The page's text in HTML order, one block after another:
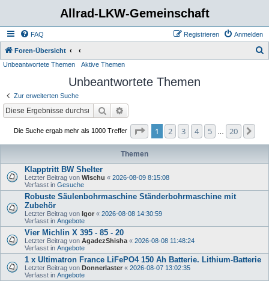
Allrad-LKW-Gemeinschaft
FAQ Anmelden
Registrieren
Foren-Übersicht
Unbeantwortete Themen Aktive Themen
Unbeantwortete Themen
Zur erweiterten Suche
Suche
Die Suche ergab mehr als 1000 Treffer Seite von
1 2 3 4 5 20
Themen
Klapptritt BW Shelter
Letzter Beitrag von Wischu « 2026-08-09 8:15:08
Verfasst in Gesuche
Robuste Säulenbohrmaschine Ständerbohrmaschine mit
Zubehör
Letzter Beitrag von Igor « 2026-08-08 14:30:59
Verfasst in Angebote
Vier Michlin X 395 - 85 - 20
Letzter Beitrag von AgadezShisha « 2026-08-08 11:48:24
Verfasst in Angebote
1 x Ultimatron France LiFePO4 150 Ah Batterie. Lithium-Batterie
Letzter Beitrag von Donnerlaster « 2026-08-07 13:02:35
Verfasst in Angebote